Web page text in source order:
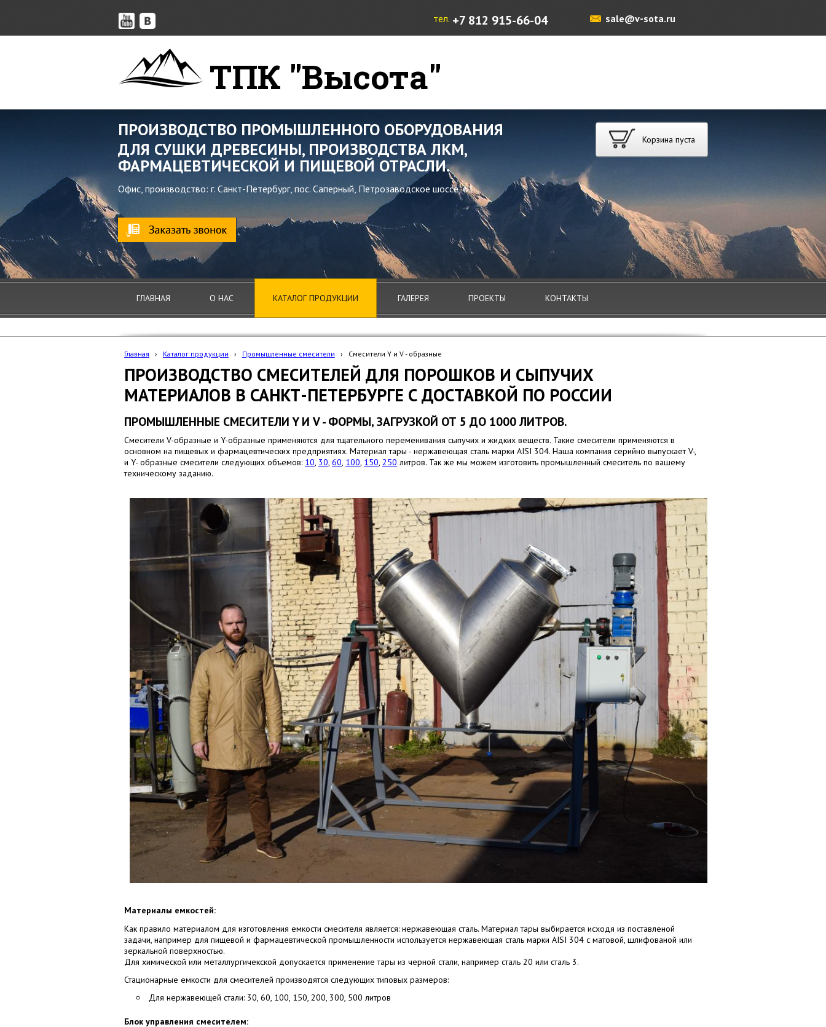
Корзина пуста
ТПК "Высота"
ПРОИЗВОДСТВО ПРОМЫШЛЕННОГО ОБОРУДОВАНИЯ
+7 812 915-66-04
Офис, производство: г. Санкт-Петербург, пос. Саперный, Петрозаводское шоссе, 61
sale@v-sota.ru
тел.
ДЛЯ СУШКИ ДРЕВЕСИНЫ, ПРОИЗВОДСТВА ЛКМ,
ФАРМАЦЕВТИЧЕСКОЙ И ПИЩЕВОЙ ОТРАСЛИ.
ГЛАВНАЯ О НАС КАТАЛОГ ПРОДУКЦИИ ГАЛЕРЕЯ ПРОЕКТЫ КОНТАКТЫ
Главная › Каталог продукции › Промышленные смесители › Смесители Y и V - образные
ПРОИЗВОДСТВО СМЕСИТЕЛЕЙ ДЛЯ ПОРОШКОВ И СЫПУЧИХ
МАТЕРИАЛОВ В САНКТ-ПЕТЕРБУРГЕ С ДОСТАВКОЙ ПО РОССИИ
ПРОМЫШЛЕННЫЕ СМЕСИТЕЛИ Y И V - ФОРМЫ, ЗАГРУЗКОЙ ОТ 5 ДО 1000 ЛИТРОВ.
Смесители V-образные и Y-образные применяются для тщательного переменивания сыпучих и жидких веществ. Такие смесители применяются в
основном на пищевых и фармацевтических предприятиях. Материал тары - нержавеющая сталь марки AISI 304. Наша компания серийно выпускает V-,
и Y- образные смесители следующих объемов: 10, 30, 60, 100, 150, 250 литров. Так же мы можем изготовить промышленный смеситель по вашему
техническому заданию.
Материалы емкостей:
Как правило материалом для изготовления емкости смесителя является: нержавеющая сталь. Материал тары выбирается исходя из поставленой
задачи, например для пищевой и фармацевтической промышленности используется нержавеющая сталь марки AISI 304 с матовой, шлифованой или
зеркальной поверхностью.
Для химической или металлургичекской допускается применение тары из черной стали, например сталь 20 или сталь 3.
Стационарные емкости для смесителей производятся следующих типовых размеров:
Для нержавеющей стали: 30, 60, 100, 150, 200, 300, 500 литров
Блок управления смесителем: